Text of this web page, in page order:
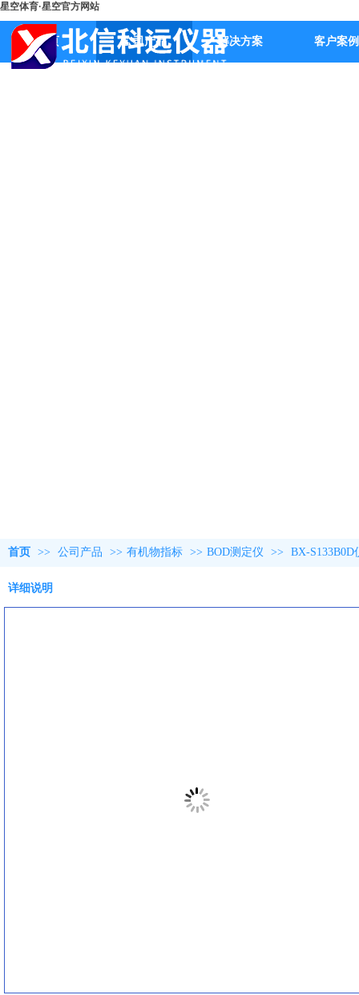
星空体育·星空官方网站
首页 公司产品 解决方案 客户案例
首页 >> 公司产品 >> 有机物指标 >> BOD测定仪 >> BX-S133B0D
详细说明